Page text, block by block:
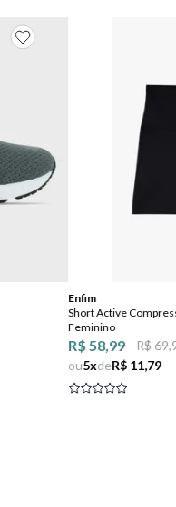
Enfim
Short Active
Feminino
R$ 58,99 R$
ou5xdeR$ 11,79